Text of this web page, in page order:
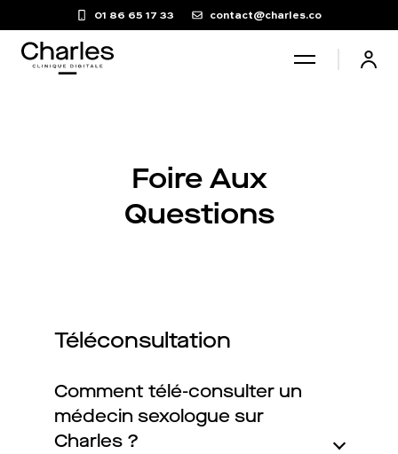
01 86 65 17 33 contact@charles.co
Chute de cheveux
Programmes digitaux
Foire Aux
Questions
Téléconsultation
Comment télé-consulter un
médecin sexologue sur
Charles ?